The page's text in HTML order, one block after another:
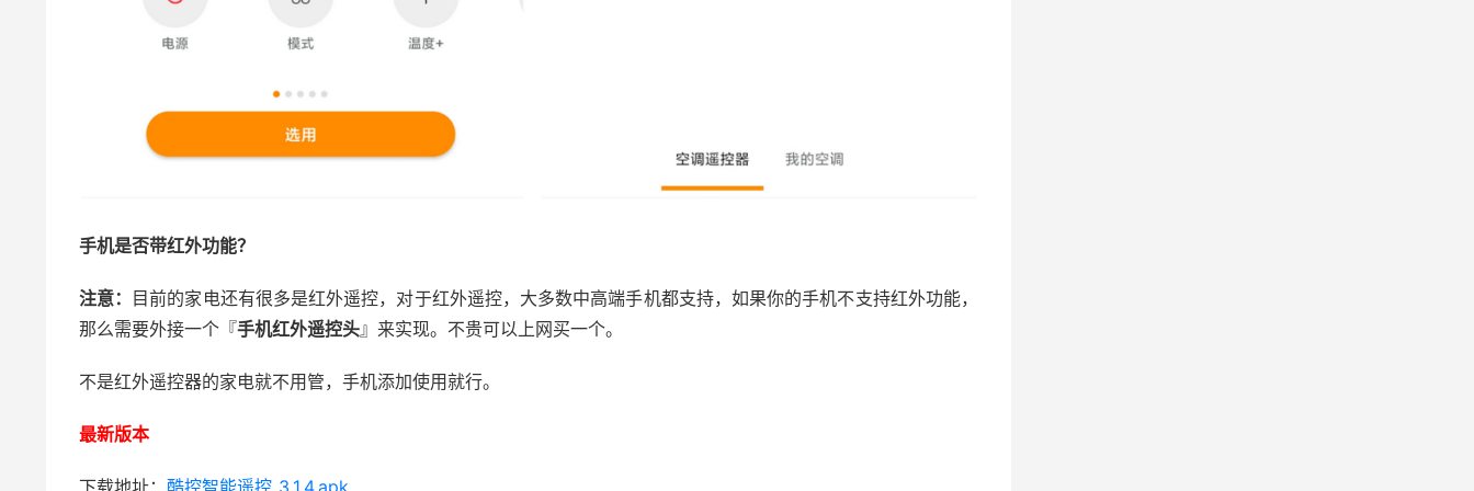
手机是否带红外功能？
注意： 目前的家电还有很多是红外遥控，对于红外遥控，大多数中高端手机都支持，如果你的手机不支持红外功能，
那么需要外接一个『手机红外遥控头』来实现。不贵可以上网买一个。
不是红外遥控器的家电就不用管，手机添加使用就行。
最新版本
下载地址： 酷控智能遥控_3.1.4.apk